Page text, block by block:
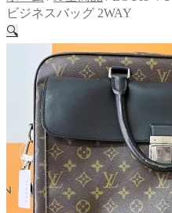
ビジネスバッグ 2WAY
🔍